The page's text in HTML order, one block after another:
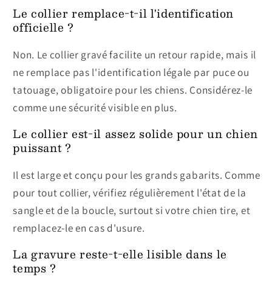
Le collier remplace-t-il l'identification
officielle ?
Non. Le collier gravé facilite un retour rapide, mais il
ne remplace pas l'identification légale par puce ou
tatouage, obligatoire pour les chiens. Considérez-le
comme une sécurité visible en plus.
Le collier est-il assez solide pour un chien
puissant ?
Il est large et conçu pour les grands gabarits. Comme
pour tout collier, vérifiez régulièrement l'état de la
sangle et de la boucle, surtout si votre chien tire, et
remplacez-le en cas d'usure.
La gravure reste-t-elle lisible dans le
temps ?